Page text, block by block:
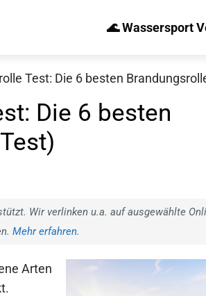
🌊 Wassersport
Test: Die 6 besten
Die 6 besten
Wir verlinken u.a. auf ausgewählte
Mehr erfahren.
Arten